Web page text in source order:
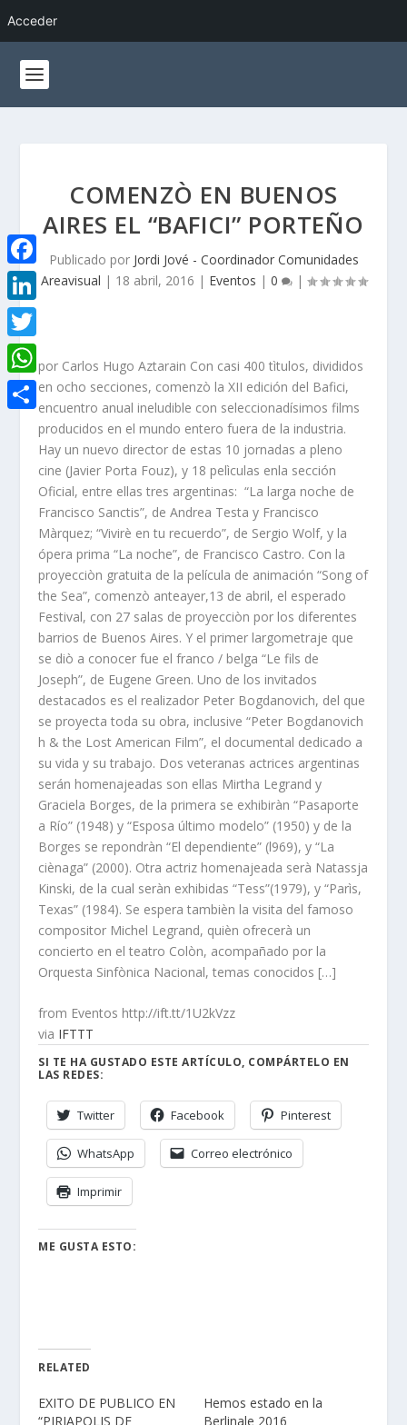
Acceder
COMENZÒ EN BUENOS
AIRES EL “BAFICI” PORTEÑO
Publicado por Jordi Jové - Coordinador Comunidades
Areavisual | 18 abril, 2016 | Eventos | 0 |
por Carlos Hugo Aztarain Con casi 400 tìtulos, divididos
en ocho secciones, comenzò la XII edición del Bafici,
encuentro anual ineludible con seleccionadísimos films
producidos en el mundo entero fuera de la industria.
Hay un nuevo director de estas 10 jornadas a pleno
cine (Javier Porta Fouz), y 18 pelìculas enla sección
Oficial, entre ellas tres argentinas: “La larga noche de
Francisco Sanctis”, de Andrea Testa y Francisco
Màrquez; “Vivirè en tu recuerdo”, de Sergio Wolf, y la
ópera prima “La noche”, de Francisco Castro. Con la
proyecciòn gratuita de la película de animación “Song of
the Sea”, comenzò anteayer,13 de abril, el esperado
Festival, con 27 salas de proyecciòn por los diferentes
barrios de Buenos Aires. Y el primer largometraje que
se diò a conocer fue el franco / belga “Le fils de
Joseph”, de Eugene Green. Uno de los invitados
destacados es el realizador Peter Bogdanovich, del que
se proyecta toda su obra, inclusive “Peter Bogdanovich
h & the Lost American Film”, el documental dedicado a
su vida y su trabajo. Dos veteranas actrices argentinas
serán homenajeadas son ellas Mirtha Legrand y
Graciela Borges, de la primera se exhibiràn “Pasaporte
a Río” (1948) y “Esposa último modelo” (1950) y de la
Borges se repondràn “El dependiente” (l969), y “La
ciènaga” (2000). Otra actriz homenajeada serà Natassja
Kinski, de la cual seràn exhibidas “Tess”(1979), y “Parìs,
Texas” (1984). Se espera tambièn la visita del famoso
compositor Michel Legrand, quièn ofrecerà un
concierto en el teatro Colòn, acompañado por la
Orquesta Sinfònica Nacional, temas conocidos […]
from Eventos http://ift.tt/1U2kVzz
via IFTTT
SI TE HA GUSTADO ESTE ARTÍCULO, COMPÁRTELO EN
LAS REDES:
Twitter Facebook Pinterest
WhatsApp Correo electrónico
Imprimir
ME GUSTA ESTO:
RELATED
EXITO DE PUBLICO EN
“PIRIAPOLIS DE
Hemos estado en la
Berlinale 2016
F
a
c
e
b
L
i
n
k
T
w
i
W